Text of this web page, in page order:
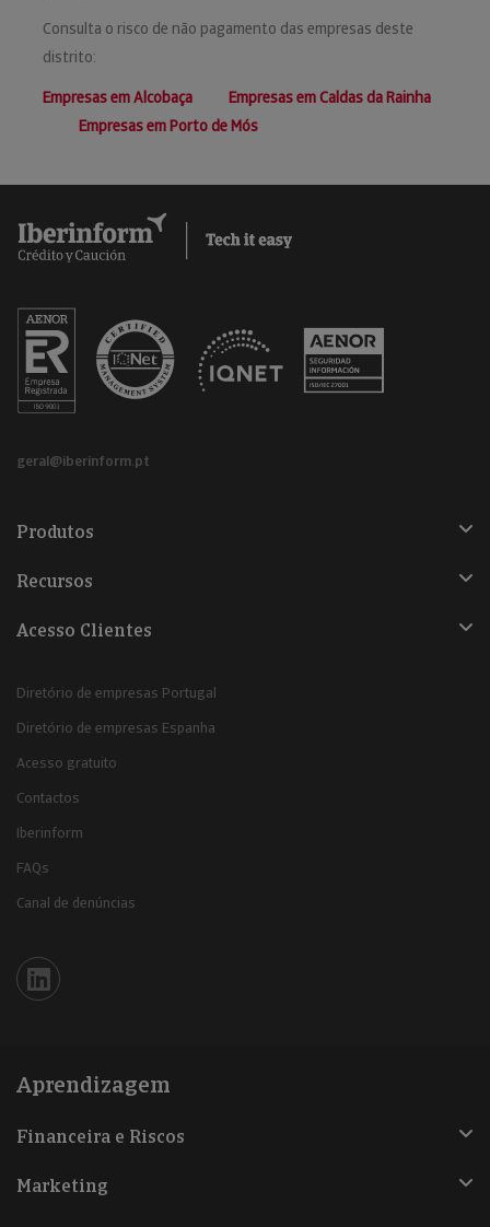
Consulta o risco de não pagamento das empresas deste
distrito:
Empresas em Alcobaça
Empresas em Caldas da Rainha
Empresas em Porto de Mós
geral@iberinform.pt
Produtos
Recursos
Acesso Clientes
Diretório de empresas Portugal
Diretório de empresas Espanha
Acesso gratuito
Contactos
Iberinform
FAQs
Canal de denúncias
Iberinform en Linkedin
Aprendizagem
Financeira e Riscos
Marketing